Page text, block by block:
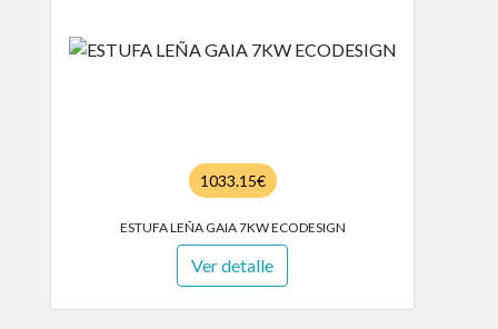
1033.15€
ESTUFA LEÑA GAIA 7KW ECODESIGN
Ver detalle